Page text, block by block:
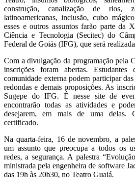
construção, canalização de rios,
latinoamericanas, inclusão, cubo
esses e outros assuntos farão parte da
Ciência e Tecnologia (Secitec) do
Federal de Goiás (IFG), que será
Com a divulgação da programação pela
inscrições foram abertas.
comunidade externa podem participar
redondas e demais proposições. As
Sugepe do IFG. É nesse site de
encontrarão todas as atividades e
desejarem, em mais de uma delas.
certificado.
Na quarta-feira, 16 de novembro, a
um assunto que preocupa a todos os
redes, a segurança. A palestra
ministrada pela engenheira de software
das 19h às 20h30, no Teatro Guaiá.